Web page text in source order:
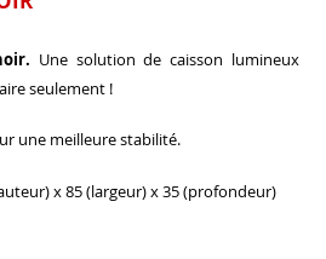
Une solution de caisson lumineux
seulement !
une meilleure stabilité.
x 85 (largeur) x 35 (profondeur)